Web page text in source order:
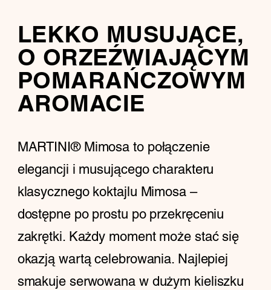
LEKKO MUSUJĄCE,
O ORZEŹWIAJĄCYM
POMARAŃCZOWYM
AROMACIE
MARTINI® Mimosa to połączenie
elegancji i musującego charakteru
klasycznego koktajlu Mimosa –
dostępne po prostu po przekręceniu
zakrętki. Każdy moment może stać się
okazją wartą celebrowania. Najlepiej
smakuje serwowana w dużym kieliszku